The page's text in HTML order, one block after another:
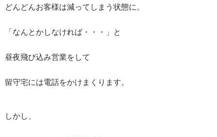
どんどんお客様は減ってしまう状態に。
「なんとかしなければ・・・」と
昼夜飛び込み営業をして
留守宅には電話をかけまくります。
しかし、